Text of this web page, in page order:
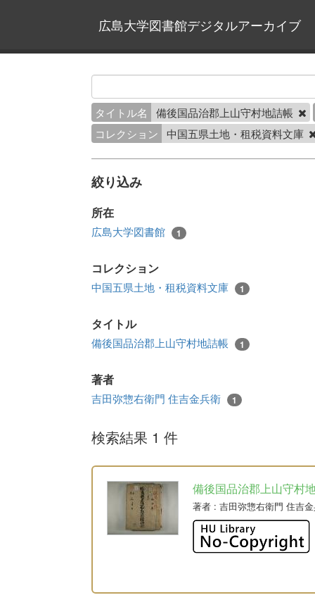
広島大学図書館デジタルアーカイブ
タイトル名
備後国品治郡上山守村地詰帳
コレクション
中国五県土地・租税資料文庫
絞り込み
所在
広島大学図書館 1
コレクション
中国五県土地・租税資料文庫 1
タイトル
備後国品治郡上山守村地詰帳 1
著者
吉田弥惣右衛門 住吉金兵衛 1
検索結果 1 件
備後国品治郡上山守村
著者 : 吉田弥惣右衛門 住吉